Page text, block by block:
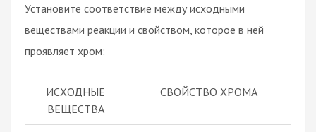
Установите соответствие между исходными
веществами реакции и свойством, которое в ней
проявляет хром:
ИСХОДНЫЕ
ВЕЩЕСТВА
СВОЙСТВО ХРОМА